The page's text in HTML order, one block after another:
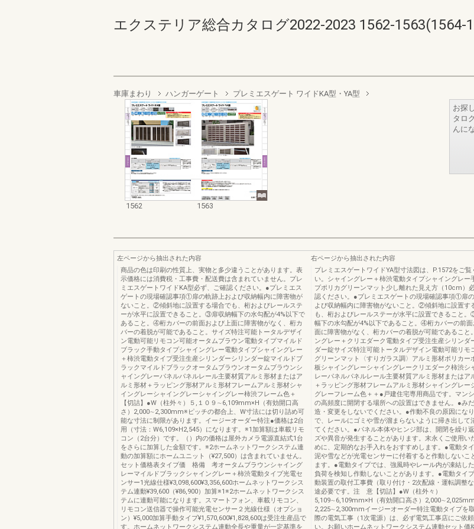
エクステリア総合カタログ2022-2023 1562-1563(1564-
車庫まわり ハンガーゲート プレミエスゲート ワイドKA型・YA型
1562 1563
お探
タロ
んに
左ページから抽出された内容
商品の色は印刷の性質上、実物と多少違うことがあります。表
示価格には消費税・工事費・配送費は含まれていません。プレ
ミエスゲートワイドKA型必ず、ご確認ください。●プレミエス
ゲートの現場確認事項①扉の軌跡上および収納幅内に障害物が
ないこと。②傾斜地に設置する場合でも、桁およびレールステ
ーが水平に設置できること。③扉収納幅下の水勾配が4%以下で
あること。④桁カバーの前面および上面に障害物がなく、桁カ
バーの着脱が可能であること。サイズ特注可能トータルデザイ
ン電動可能リモコン可能オータムブラウン電動タイプマイルド
ブラック手動タイプシャイングレー電動タイプシャイングレー
＋柿渋電動タイプ受注生産シリンダーシリンダー錠マイルドブ
ラックマイルドブラックオータムブラウンオータムブラウンシ
ャイングレーパネルパネルレール主要材質アルミ形材またはア
ルミ形材＋ラッピング形材アルミ形材フレームアルミ形材シャ
イングレーシャイングレーシャイングレー柿渋フレーム色＋
【切詰】●W（柱外々）５,１０９∼6,109mm×H（有効開口高
さ）2,000∼2,300mm※ピッチの都合上、W寸法には切り詰め可
能な寸法に制限があります。イージーオーダー特注●価格は2台
用（寸法：W6,109×H2,545）になります。※1加算額は車載リモ
コン（2台分）です。（）内の価格は屋外カメラ電源直結式1台
をさらに加算した金額です。※2ホームネットワークシステム連
動の加算額にホームユニット（¥27,500）は含まれていません。
セット価格表タイプ価 格備 考オータムブラウンシャイング
レーマイルドブラックシャイングレー＋柿渋電動タイプ光電セ
ンサー1光線仕様¥3,098,600¥3,356,600ホームネットワークシス
テム連動¥39,600（¥86,900）加算※1※2ホームネットワークシス
テムに連動可能になります。スマートフォン、車載リモコン、
リモコン送信器で操作可能光電センサー２光線仕様（オプショ
ン）¥5,000加算手動タイプ¥1,570,600¥1,828,600は受注生産品で
す。ホームネットワークシステム連動全長や重量が一定基準を
右ページから抽出された内容
プレミエスゲートワイドYA型寸法図は、P.1572をご覧
い。シャイングレー＋柿渋電動タイプシャイングレー
プポリカグリーンマット少し離れた見え方（10cm）
認ください。●プレミエスゲートの現場確認事項①扉
よび収納幅内に障害物がないこと。②傾斜地に設置す
も、桁およびレールステーが水平に設置できること
幅下の水勾配が4%以下であること。④桁カバーの前面
面に障害物がなく、桁カバーの着脱が可能であること
ングレー＋クリエダーク電動タイプ受注生産シリンダ
ダー錠サイズ特注可能トータルデザイン電動可能リモ
グリーンマット〈すりガラス調〉アルミ形材ポリカー
板シャイングレーシャイングレークリエダーク柿渋シ
レーパネルパネルレール主要材質アルミ形材またはア
＋ラッピング形材フレームアルミ形材シャイングレー
グレーフレーム色＋＋●戸建住宅専用商品です。マン
の高頻度に開閉する場所への設置はできません。●み
造・変更をしないでください。●作動不良の原因にな
で、レールにゴミや雪が溜まらないように掃き出して
てください。●パネル本体やヒンジ部は、開閉を繰り
ズや異音が発生することがあります。末永くご使用い
めに、定期的なお手入れをおすすめします。●電動タイ
泥や雪などが光電センサーに付着すると作動しないこ
ます。●電動タイプでは、強風時やレール内が凍結し
負荷を検知し作動しないことがあります。●電動タイ
動装置の取付工事費（取り付け・2次配線・運転調整
途必要です。注 意【切詰】●W（柱外々）
5,109∼6,109mm×H（有効開口高さ）
2,225∼2,300mmイージーオーダー特注電動タイプを
際の電気工事（1次電源）は、必ず電気工事店にご依
い。お願いホームネットワークシステム連動セット価